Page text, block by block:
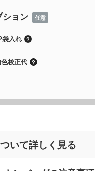
ョン 任意
袋入れ
校正代
いて詳しく見る